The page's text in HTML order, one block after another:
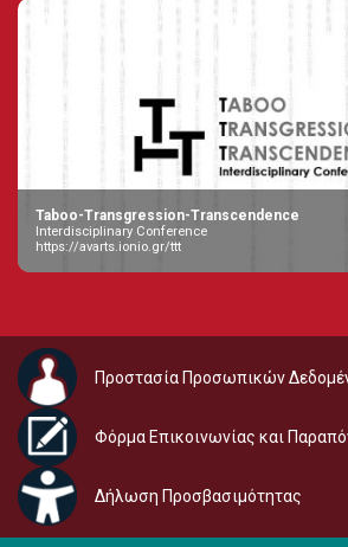
Taboo-Transgression-Transcendence
Interdisciplinary Conference
https://avarts.ionio.gr/ttt
Προστασία Προσωπικών
Φόρμα Επικοινωνίας και
Δήλωση Προσβασιμότητας